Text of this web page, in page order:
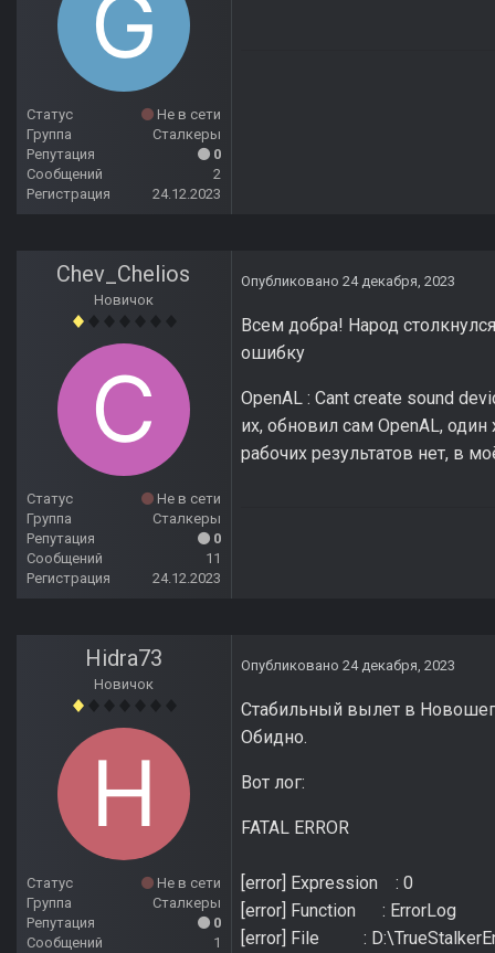
Статус
Не в сети
Группа
Сталкеры
Репутация
0
Сообщений
2
Регистрация
24.12.2023
Chev_Chelios
Новичок
Статус
Не в сети
Группа
Сталкеры
Репутация
0
Сообщений
11
Регистрация
24.12.2023
Опубликовано 24 декабря, 2023
Всем добра! Народ
ошибку
OpenAL : Cant create sound
их, обновил сам OpenAL,
рабочих результатов нет, в
Hidra73
Новичок
Статус
Не в сети
Группа
Сталкеры
Репутация
0
Сообщений
1
Опубликовано 24 декабря, 2023
Стабильный вылет в
Обидно.
Вот лог:
FATAL ERROR
[error] Expression : 0
[error] Function : ErrorLog
[error] File :